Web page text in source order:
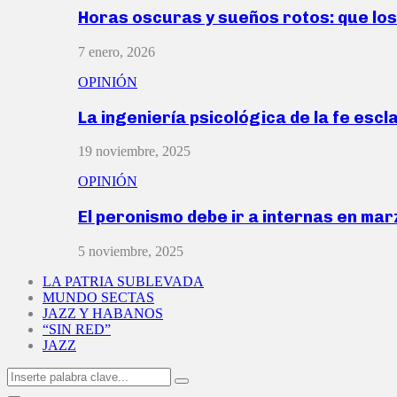
Horas oscuras y sueños rotos: que
7 enero, 2026
OPINIÓN
La ingeniería psicológica de la fe
19 noviembre, 2025
OPINIÓN
El peronismo debe ir a internas en
5 noviembre, 2025
LA PATRIA SUBLEVADA
MUNDO SECTAS
JAZZ Y HABANOS
“SIN RED”
JAZZ
Search
for:
Search